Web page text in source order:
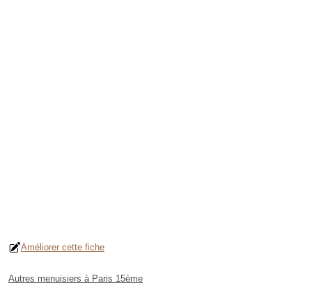
Améliorer cette fiche
Autres menuisiers à Paris 15ème